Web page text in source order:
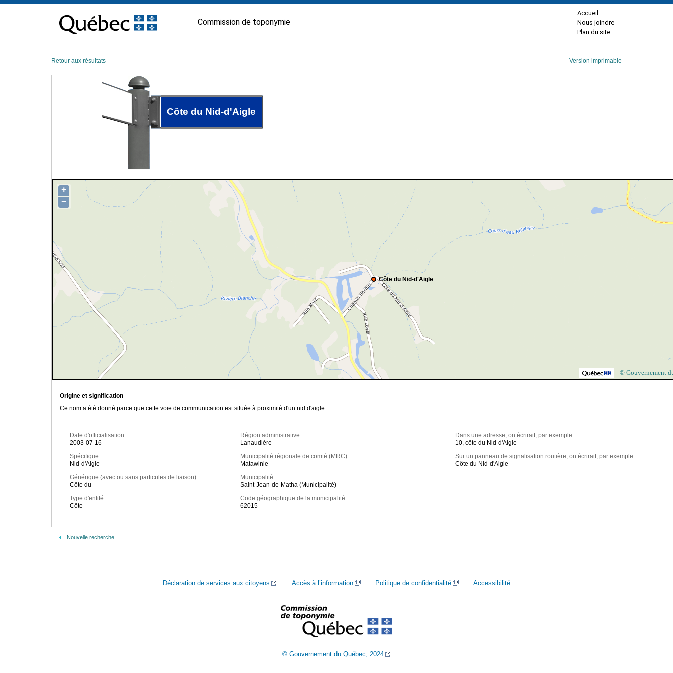
contenu
Commission de toponymie
Accueil
Nous joindre
Plan du site
Retour aux résultats Version imprimable
Côte du Nid-d'Aigle
Côte du Nid-d'Aigle
+
−
© Gouvernement
Origine et signification
Ce nom a été donné parce que cette voie de communication est située à proximité d'un nid d'aigle.
Date d'officialisation
2003-07-16
Spécifique
Nid-d'Aigle
Générique (avec ou sans particules de liaison)
Côte du
Type d'entité
Côte
Région administrative
Lanaudière
Municipalité régionale de comté (MRC)
Matawinie
Municipalité
Saint-Jean-de-Matha (Municipalité)
Code géographique de la municipalité
62015
Dans une adresse, on écrirait, par exemple :
10, côte du Nid-d'Aigle
Sur un panneau de signalisation routière, on écrirait, par exemple :
Côte du Nid-d'Aigle
Nouvelle recherche
Déclaration de services aux citoyens Accès à l’information Politique de confidentialité Accessibilité
© Gouvernement du Québec, 2024